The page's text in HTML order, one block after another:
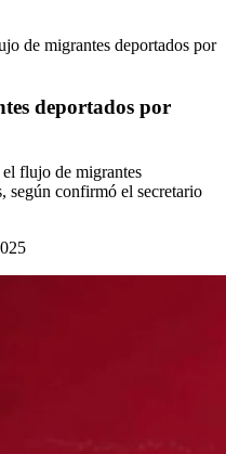
de migrantes deportados por
deportados por
flujo de migrantes
según confirmó el secretario